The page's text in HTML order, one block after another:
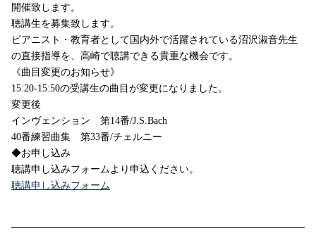
開催致します。
聴講生を募集致します。
ピアニスト・教育者として国内外で活躍されている沼沢淑音先生
の直接指導を、高崎で聴講できる貴重な機会です。⁠
《曲目変更のお知らせ》
15:20-15:50の受講生の曲目が変更になりました。
変更後
インヴェンション 第14番/J.S.Bach
40番練習曲集 第33番/チェルニー
◆お申し込み
聴講申し込みフォームより申込ください。
聴講申し込みフォーム